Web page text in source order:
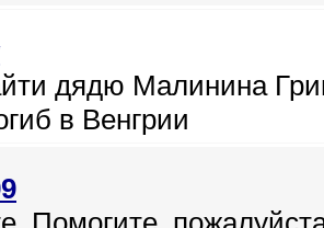
дядю Малинина
в Венгрии